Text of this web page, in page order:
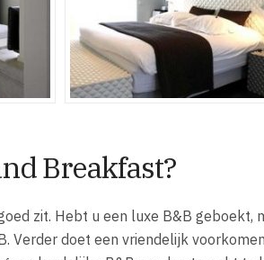
Breakfast?
zit. Hebt u een luxe B&B geboekt,
Verder doet een vriendelijk